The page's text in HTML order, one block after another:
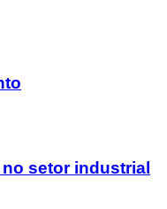
setor industrial